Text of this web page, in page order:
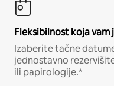
Fleksibilnost koja vam
Izaberite tačne
jednostavno
ili papirologije.*